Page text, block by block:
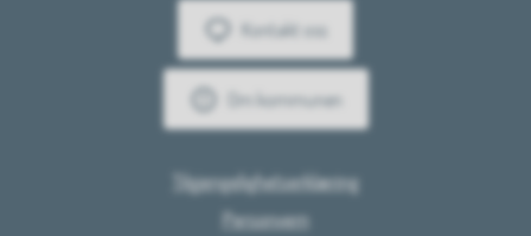
Kontakt oss
Om kommunen
Tilgjengelighetserklæring
Personvern